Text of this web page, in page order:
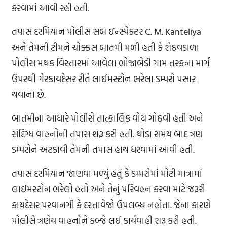
કરવામાં આવી રહી હતી.
તપાસ દરમિયાન પોલીસ સબ ઇન્સ્પેક્ટર C. M. Kanteliya
અને તેમની ટીમને ચોક્કસ બાતમી મળી હતી કે શેઠવડાળા
પોલીસ મથક વિસ્તારમાં આવેલા ભોજાબેડી ગામ તરફના માર્ગ
ઉપરથી ગેરકાયદેસર રીતે લાઈમસ્ટોન ભરેલા ડમ્પરો પસાર
થવાના છે.
બાતમીના આધારે પોલીસે તાત્કાલિક વોચ ગોઠવી હતી અને
સંદિગ્ધ વાહનોની તપાસ શરૂ કરી હતી. થોડા સમય બાદ ત્રણ
ડમ્પરોને અટકાવી તેમની તપાસ હાથ ધરવામાં આવી હતી.
તપાસ દરમિયાન જાણવા મળ્યું હતું કે ડમ્પરોમાં મોટી માત્રામાં
લાઈમસ્ટોન ભરેલો હતો અને તેનું પરિવહન કરવા માટે જરૂરી
કાયદેસર પરવાનગી કે દસ્તાવેજો ઉપલબ્ધ નહોતા. જેના કારણે
પોલીસે ત્રણેય વાહનોને કબ્જે લઈ કાર્યવાહી શરૂ કરી હતી.